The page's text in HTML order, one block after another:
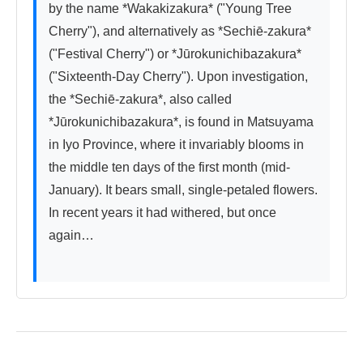
by the name *Wakakizakura* ("Young Tree
Cherry"), and alternatively as *Sechiē-zakura*
("Festival Cherry") or *Jūrokunichibazakura*
("Sixteenth-Day Cherry"). Upon investigation,
the *Sechiē-zakura*, also called
*Jūrokunichibazakura*, is found in Matsuyama
in Iyo Province, where it invariably blooms in
the middle ten days of the first month (mid-
January). It bears small, single-petaled flowers.
In recent years it had withered, but once
again…